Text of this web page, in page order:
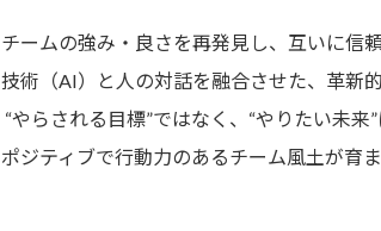
チームの強み・良さを再発見し、互いに信
技術（AI）と人の対話を融合させた、革新
“やらされる目標”ではなく、“やりたい未
ポジティブで行動力のあるチーム風土が育